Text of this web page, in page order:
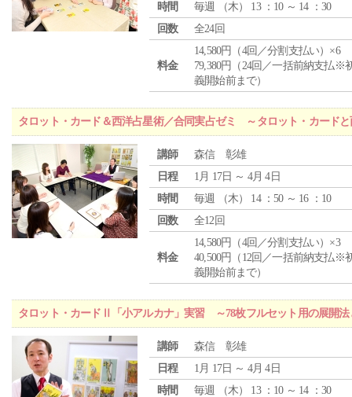
時間
毎週 （木） 13 ：10 ～ 14 ：30
回数
全24回
料金
14,580円（4回／分割支払い）×6
79,380円（24回／一括前納支払※
義開始前まで）
タロット・カード＆西洋占星術／合同実占ゼミ ～タロット・カード
講師
森信 彰雄
日程
1月 17日 ～ 4月 4日
時間
毎週 （木） 14 ：50 ～ 16 ：10
回数
全12回
料金
14,580円（4回／分割支払い）×3
40,500円（12回／一括前納支払※
義開始前まで）
タロット・カードⅡ「小アルカナ」実習 ～78枚フルセット用の展開法
講師
森信 彰雄
日程
1月 17日 ～ 4月 4日
時間
毎週 （木） 13 ：10 ～ 14 ：30